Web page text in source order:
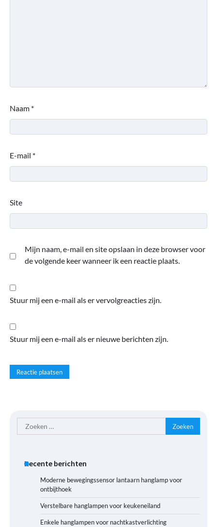
Naam *
E-mail *
Site
Mijn naam, e-mail en site opslaan in deze browser voor
de volgende keer wanneer ik een reactie plaats.
Stuur mij een e-mail als er vervolgreacties zijn.
Stuur mij een e-mail als er nieuwe berichten zijn.
Zoeken
naar:
Recente berichten
Moderne bewegingssensor lantaarn hanglamp voor
ontbijthoek
Verstelbare hanglampen voor keukeneiland
Enkele hanglampen voor nachtkastverlichting